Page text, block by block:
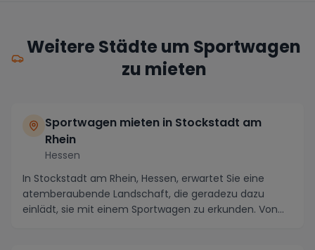
Weitere Städte um Sportwagen
zu mieten
Sportwagen mieten in Stockstadt am
Rhein
Hessen
In Stockstadt am Rhein, Hessen, erwartet Sie eine
atemberaubende Landschaft, die geradezu dazu
einlädt, sie mit einem Sportwagen zu erkunden. Von